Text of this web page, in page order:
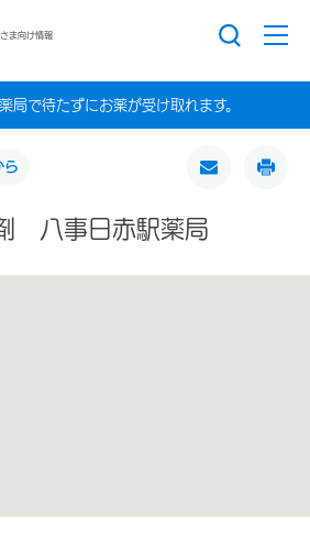
ま向け情報
局で待たずにお薬が受け取れます。
ら
八事日赤駅薬局